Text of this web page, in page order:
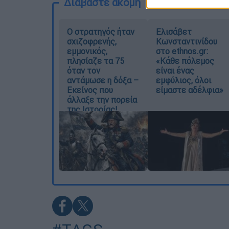
O στρατηγός ήταν
σχιζοφρενής,
εμμονικός,
πλησίαζε τα 75
όταν τον
αντάμωσε η δόξα –
Εκείνος που
άλλαξε την πορεία
της Ιστορίας!
Ελισάβετ
Κωνσταντινίδου
στο ethnos.gr:
«Κάθε πόλεμος
είναι ένας
εμφύλιος, όλοι
είμαστε αδέλφια»